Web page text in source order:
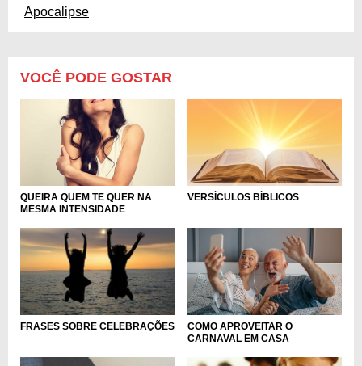
Apocalipse
VOCÊ PODE GOSTAR
QUEIRA QUEM TE QUER NA
MESMA INTENSIDADE
VERSÍCULOS BÍBLICOS
FRASES SOBRE CELEBRAÇÕES
COMO APROVEITAR O
CARNAVAL EM CASA